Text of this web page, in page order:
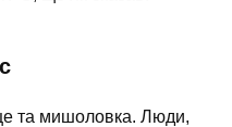
та мишоловка. Люди,